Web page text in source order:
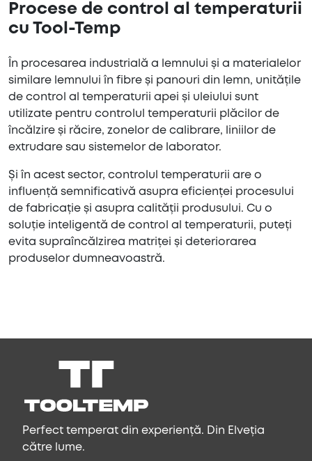
Procese de control al temperaturii
cu Tool-Temp
În procesarea industrială a lemnului și a materialelor
similare lemnului în fibre și panouri din lemn, unitățile
de control al temperaturii apei și uleiului sunt
utilizate pentru controlul temperaturii plăcilor de
încălzire și răcire, zonelor de calibrare, liniilor de
extrudare sau sistemelor de laborator.
Și în acest sector, controlul temperaturii are o
influență semnificativă asupra eficienței procesului
de fabricație și asupra calității produsului. Cu o
soluție inteligentă de control al temperaturii, puteți
evita supraîncălzirea matriței și deteriorarea
produselor dumneavoastră.
Perfect temperat din experiență. Din Elveția
către lume.